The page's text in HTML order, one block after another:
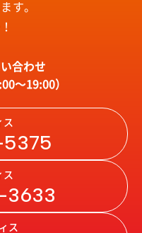
す。
合わせ
〜19:00）
ス
ス
ス